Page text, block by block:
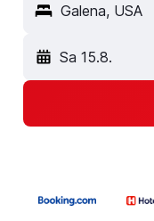
Galena, USA
Sa 15.8.